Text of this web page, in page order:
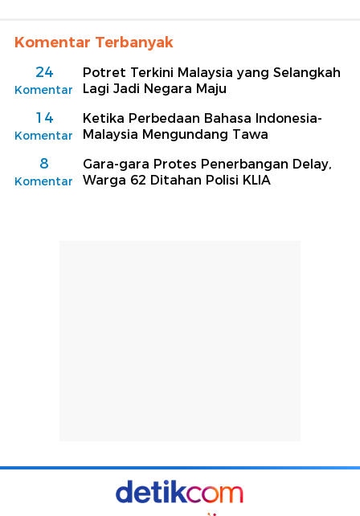
Komentar Terbanyak
24
Komentar
Potret Terkini Malaysia yang Selangkah
Lagi Jadi Negara Maju
14
Komentar
Ketika Perbedaan Bahasa Indonesia-
Malaysia Mengundang Tawa
8
Komentar
Gara-gara Protes Penerbangan Delay,
Warga 62 Ditahan Polisi KLIA